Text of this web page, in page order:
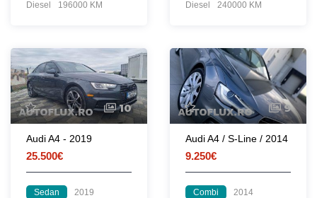
Diesel
196000 KM
Diesel
240000 KM
10
Audi A4 - 2019
25.500€
Sedan
2019
9
Audi A4 / S-Line / 2014
9.250€
Combi
2014